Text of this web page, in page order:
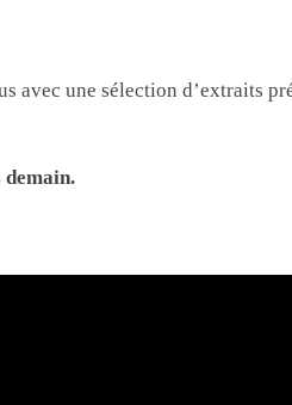
avec une sélection d’extraits
demain.